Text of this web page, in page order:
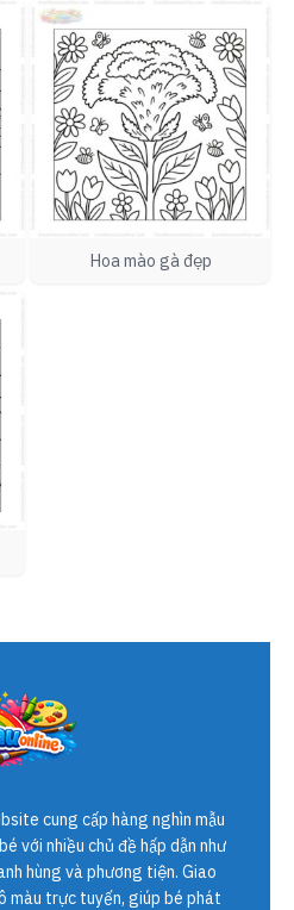
Hoa mào gà đẹp
cung cấp hàng nghìn mẫu
với nhiều chủ đề hấp dẫn như
hùng và phương tiện. Giao
màu trực tuyến, giúp bé phát